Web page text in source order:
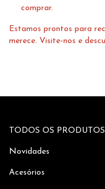
comprar.
Estamos prontos para
merece. Visite-nos e
TODOS OS
Novidades
Acesórios